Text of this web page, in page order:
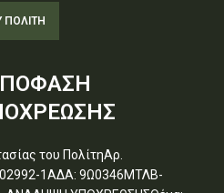
ΠΟΛΊΤΗ
του ΠολίτηΑρ.
1ΑΔΑ: 9Ω0346ΜΤΛΒ-